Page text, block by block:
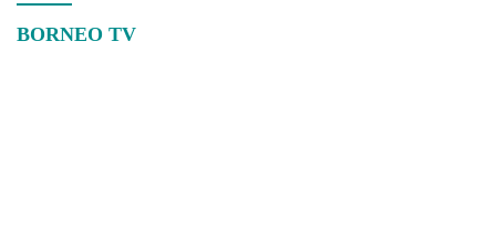
BORNEO TV